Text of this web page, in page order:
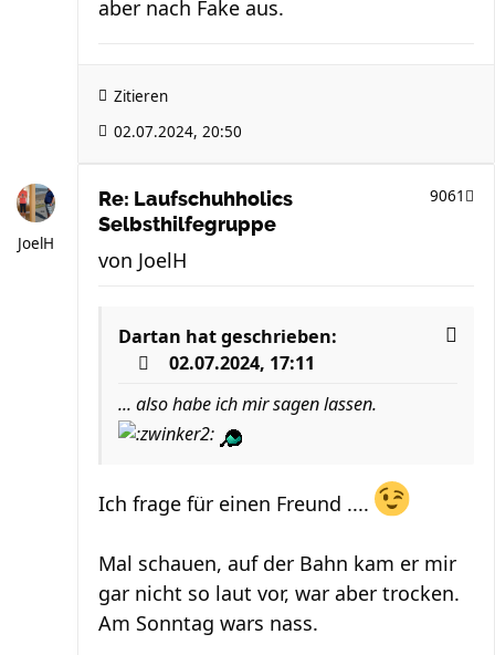
aber nach Fake aus.
Zitieren
02.07.2024, 20:50
JoelH
Re: Laufschuhholics
Selbsthilfegruppe
9061
von JoelH
Dartan hat geschrieben:
02.07.2024, 17:11
... also habe ich mir sagen lassen.
Ich frage für einen Freund ....
Mal schauen, auf der Bahn kam er mir
gar nicht so laut vor, war aber trocken.
Am Sonntag wars nass.